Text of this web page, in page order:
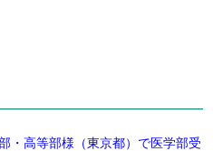
・高等部様（東京都）で医学部受